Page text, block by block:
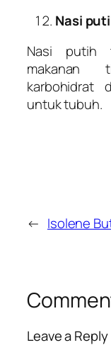
Nasi
Nasi putih
makanan
karbohidrat
untuk tubuh.
← Isolene
Leave a Reply